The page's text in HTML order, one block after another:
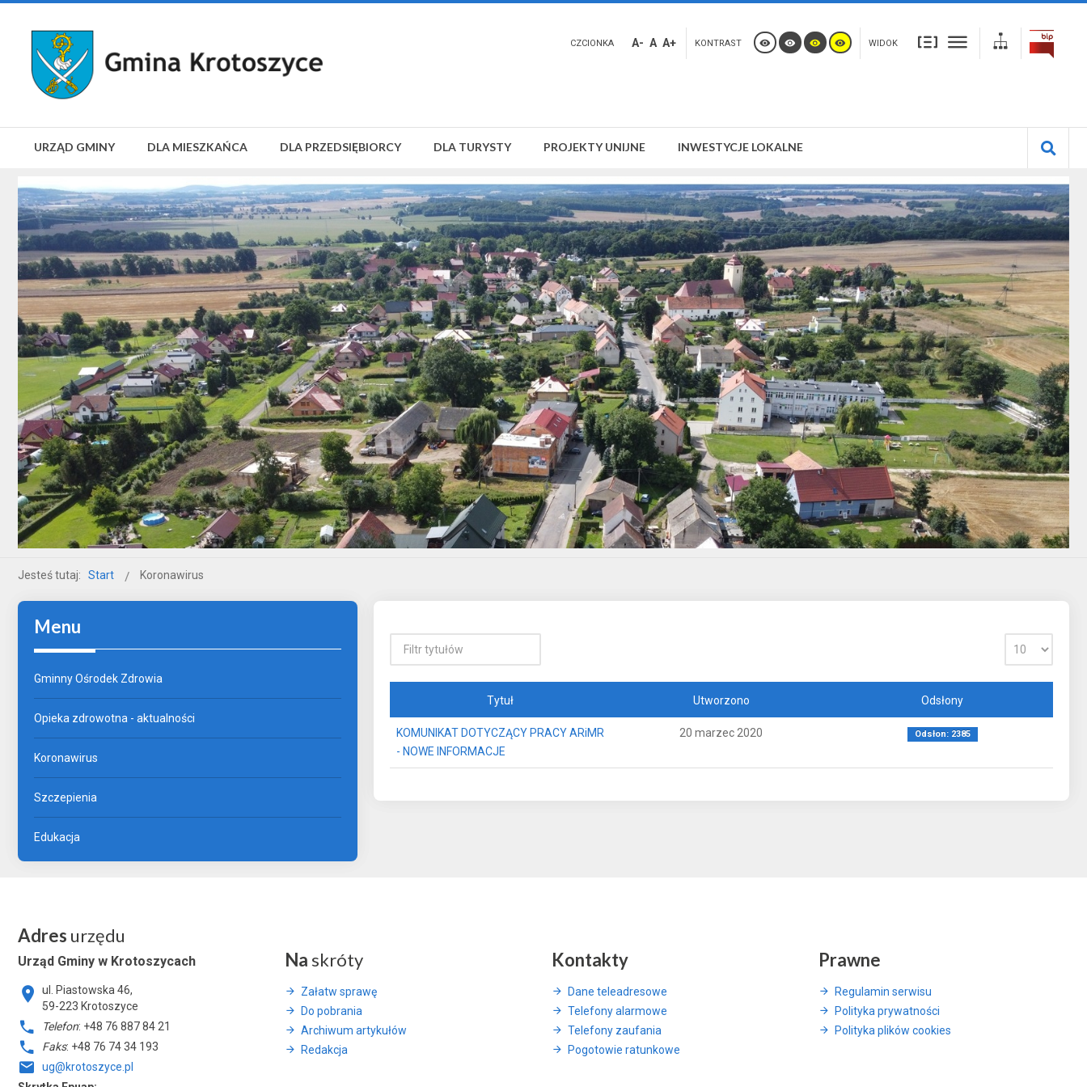
CZCIONKA A- A A+ KONTRAST WIDOK
URZĄD GMINY DLA MIESZKAŃCA DLA PRZEDSIĘBIORCY DLA TURYSTY PROJEKTY UNIJNE INWESTYCJE LOKALNE
Jesteś tutaj: Start Koronawirus
Tytuł Utworzono Odsłony
KOMUNIKAT DOTYCZĄCY PRACY ARiMR
- NOWE INFORMACJE
20 marzec 2020 Odsłon: 2385
Menu
Gminny Ośrodek Zdrowia
Opieka zdrowotna - aktualności
Koronawirus
Szczepienia
Edukacja
Adres urzędu
Urząd Gminy w Krotoszycach
ul. Piastowska 46,
59-223 Krotoszyce
Telefon: +48 76 887 84 21
Faks: +48 76 74 34 193
ug@krotoszyce.pl
Na skróty
Załatw sprawę
Do pobrania
Archiwum artykułów
Redakcja
Kontakty
Dane teleadresowe
Telefony alarmowe
Telefony zaufania
Pogotowie ratunkowe
Prawne
Regulamin serwisu
Polityka prywatności
Polityka plików cookies